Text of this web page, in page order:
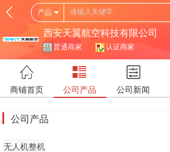
产品
西安天翼航空科技有限公司
普通商家 认证商家
商铺首页 公司产品 公司新闻
公司产品
无人机整机